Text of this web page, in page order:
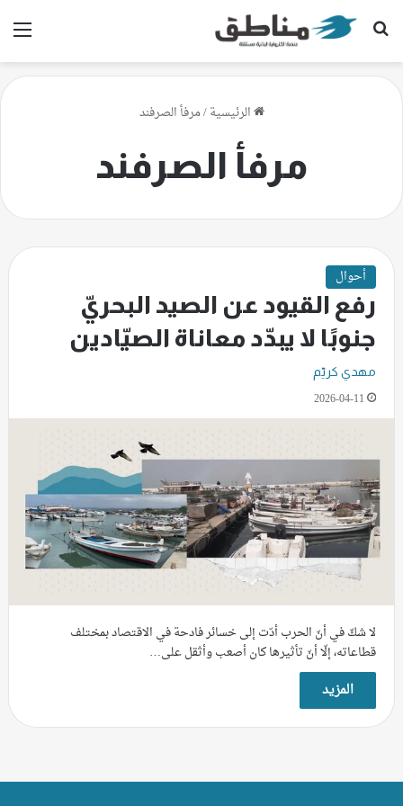
بحث عن
الرئيسية/مرفأ الصرفند
مرفأ الصرفند
أحوال
رفع القيود عن الصيد البحريّ
جنوبًا لا يبدّد معاناة الصيّادين
مهدي كريّم
2026-04-11
لا شكّ في أنّ الحرب أدّت إلى خسائر فادحة في الاقتصاد بمختلف
قطاعاته، إلّا أنّ تأثيرها كان أصعب وأثقل على…
المزيد